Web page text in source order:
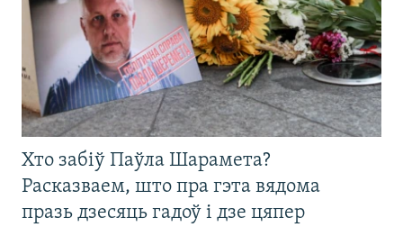
Хто забіў Паўла Шарамета?
Расказваем, што пра гэта вядома
празь дзесяць гадоў і дзе цяпер